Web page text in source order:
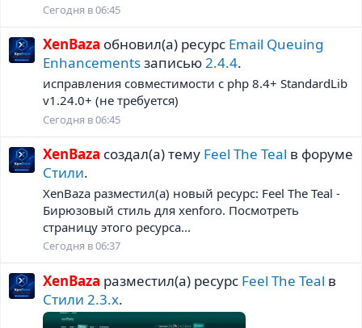
Сегодня в 06:45
XenBaza обновил(а) ресурс Email Queuing
Enhancementsзаписью2.4.4.
исправления совместимости с php 8.4+ StandardLib
v1.24.0+ (не требуется)
Сегодня в 06:45
XenBaza создал(а) тему Feel The Teal в форуме
Стили.
XenBaza разместил(а) новый ресурс: Feel The Teal -
Бирюзовый стиль для xenforo. Посмотреть
страницу этого ресурса...
Сегодня в 06:37
XenBaza разместил(а) ресурс Feel The Teal в
Стили 2.3.х.